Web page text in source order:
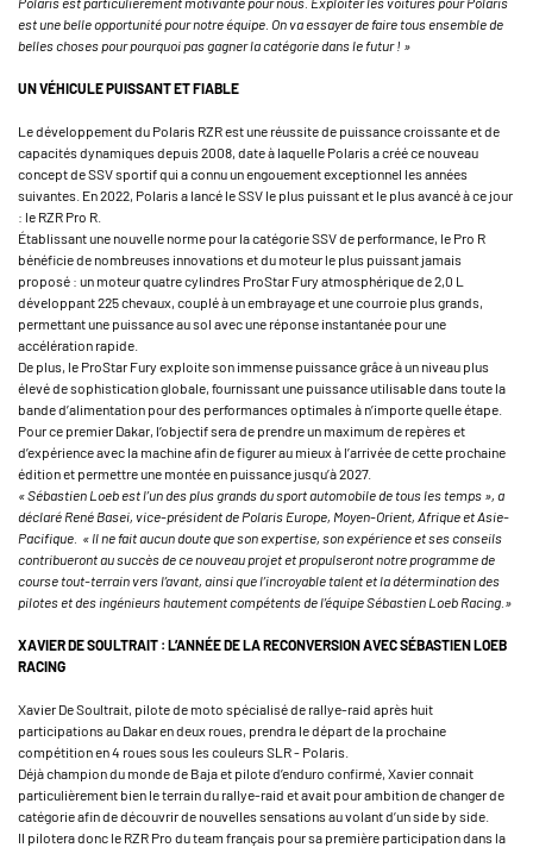
est une belle opportunité pour notre équipe. On va essayer de faire tous ensemble de
belles choses pour pourquoi pas gagner la catégorie dans le futur ! »
UN VÉHICULE PUISSANT ET FIABLE
Le développement du Polaris RZR est une réussite de puissance croissante et de
capacités dynamiques depuis 2008, date à laquelle Polaris a créé ce nouveau
concept de SSV sportif qui a connu un engouement exceptionnel les années
suivantes. En 2022, Polaris a lancé le SSV le plus puissant et le plus avancé à ce jour
: le RZR Pro R.
Établissant une nouvelle norme pour la catégorie SSV de performance, le Pro R
bénéficie de nombreuses innovations et du moteur le plus puissant jamais
proposé : un moteur quatre cylindres ProStar Fury atmosphérique de 2,0 L
développant 225 chevaux, couplé à un embrayage et une courroie plus grands,
permettant une puissance au sol avec une réponse instantanée pour une
accélération rapide.
De plus, le ProStar Fury exploite son immense puissance grâce à un niveau plus
élevé de sophistication globale, fournissant une puissance utilisable dans toute la
bande d’alimentation pour des performances optimales à n’importe quelle étape.
Pour ce premier Dakar, l’objectif sera de prendre un maximum de repères et
d’expérience avec la machine afin de figurer au mieux à l’arrivée de cette prochaine
édition et permettre une montée en puissance jusqu’à 2027.
« Sébastien Loeb est l’un des plus grands du sport automobile de tous les temps », a
déclaré René Basei, vice-président de Polaris Europe, Moyen-Orient, Afrique et Asie-
Pacifique. « Il ne fait aucun doute que son expertise, son expérience et ses conseils
contribueront au succès de ce nouveau projet et propulseront notre programme de
course tout-terrain vers l’avant, ainsi que l’incroyable talent et la détermination des
pilotes et des ingénieurs hautement compétents de l’équipe Sébastien Loeb Racing.»
XAVIER DE SOULTRAIT : L’ANNÉE DE LA RECONVERSION AVEC SÉBASTIEN LOEB
RACING
Xavier De Soultrait, pilote de moto spécialisé de rallye-raid après huit
participations au Dakar en deux roues, prendra le départ de la prochaine
compétition en 4 roues sous les couleurs SLR - Polaris.
Déjà champion du monde de Baja et pilote d’enduro confirmé, Xavier connait
particulièrement bien le terrain du rallye-raid et avait pour ambition de changer de
catégorie afin de découvrir de nouvelles sensations au volant d’un side by side.
Il pilotera donc le RZR Pro du team français pour sa première participation dans la